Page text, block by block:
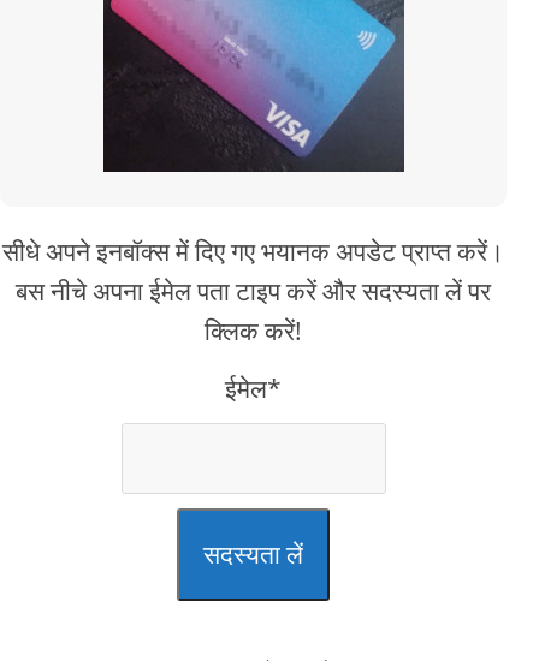
सीधे अपने इनबॉक्स में दिए गए भयानक अपडेट प्राप्त करें।
बस नीचे अपना ईमेल पता टाइप करें और सदस्यता लें पर
क्लिक करें!
ईमेल*
सदस्यता लें